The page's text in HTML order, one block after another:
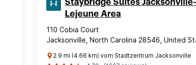
Staybridge Suites
Lejeune Area
110 Cobia Court
Jacksonville, North Carolina 28546, United
2.9 mi (4.66 km) vom Stadtzentrum Jacksonville